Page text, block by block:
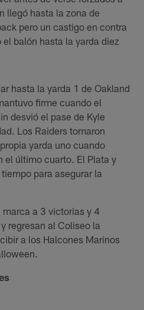
llegó hasta la zona de
pero un castigo en contra
balón hasta la yarda diez
hasta la yarda 1 de Oakland
firme cuando el
desvió el pase de Kyle
Los Raiders tomaron
yarda uno cuando
el último cuarto. El Plata y
para asegurar la
marca a 3 victorias y 4
regresan al Coliseo la
a los Halcones Marinos